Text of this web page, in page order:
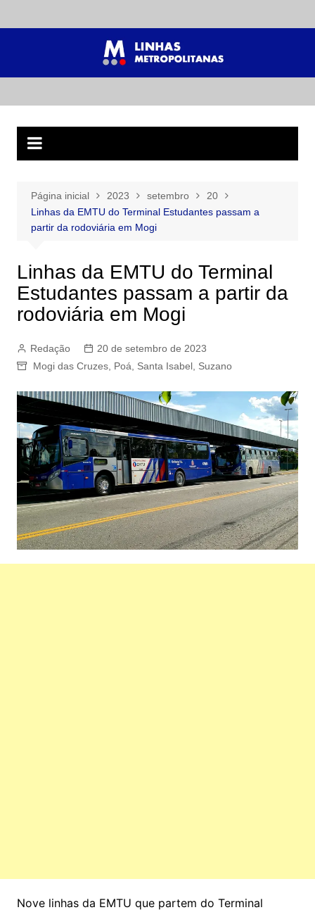
para
Página inicial 2023 setembro
20
Linhas da EMTU do Terminal Estudantes passam a
partir da rodoviária em Mogi
Linhas da EMTU do Terminal
Estudantes passam a partir da
rodoviária em Mogi
Redação
20 de setembro de 2023
Mogi das Cruzes, Poá Santa Isabel, Suzano
Nove linhas da EMTU que partem do Terminal